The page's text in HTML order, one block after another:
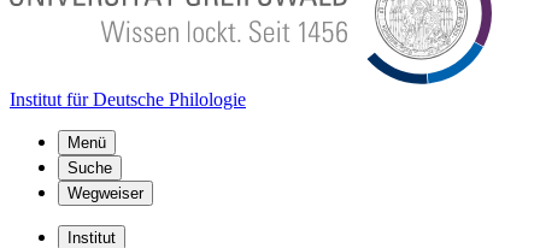
Institut für Deutsche Philologie
Menü
Suche
Wegweiser
Institut